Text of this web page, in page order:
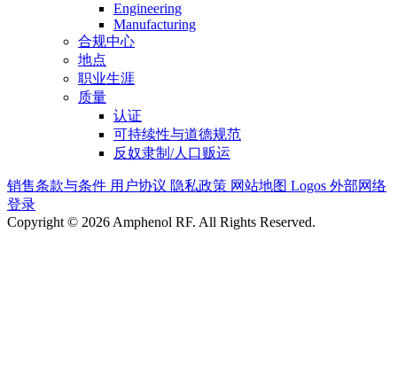
Engineering
Manufacturing
合规中心
地点
职业生涯
质量
认证
可持续性与道德规范
反奴隶制/人口贩运
销售条款与条件 用户协议 隐私政策 网站地图 Logos 外部网络
登录
Copyright © 2026 Amphenol RF. All Rights Reserved.